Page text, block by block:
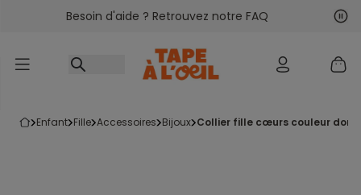
Accéder au contenu
Besoin d'aide ? Retrouvez notre FAQ
enfant fille accessoires bijoux collier fille cœurs couleur